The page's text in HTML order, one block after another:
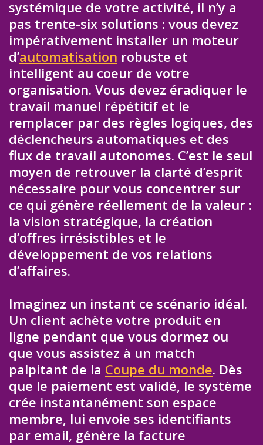
systémique de votre activité, il n’y a
pas trente-six solutions : vous devez
impérativement installer un moteur
d’automatisation robuste et
intelligent au coeur de votre
organisation. Vous devez éradiquer le
travail manuel répétitif et le
remplacer par des règles logiques, des
déclencheurs automatiques et des
flux de travail autonomes. C’est le seul
moyen de retrouver la clarté d’esprit
nécessaire pour vous concentrer sur
ce qui génère réellement de la valeur :
la vision stratégique, la création
d’offres irrésistibles et le
développement de vos relations
d’affaires.
Imaginez un instant ce scénario idéal.
Un client achète votre produit en
ligne pendant que vous dormez ou
que vous assistez à un match
palpitant de la Coupe du monde. Dès
que le paiement est validé, le système
crée instantanément son espace
membre, lui envoie ses identifiants
par email, génère la facture